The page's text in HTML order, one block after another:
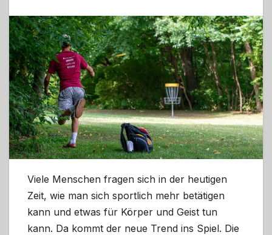
Viele Menschen fragen sich in der heutigen
Zeit, wie man sich sportlich mehr betätigen
kann und etwas für Körper und Geist tun
kann. Da kommt der neue Trend ins Spiel. Die